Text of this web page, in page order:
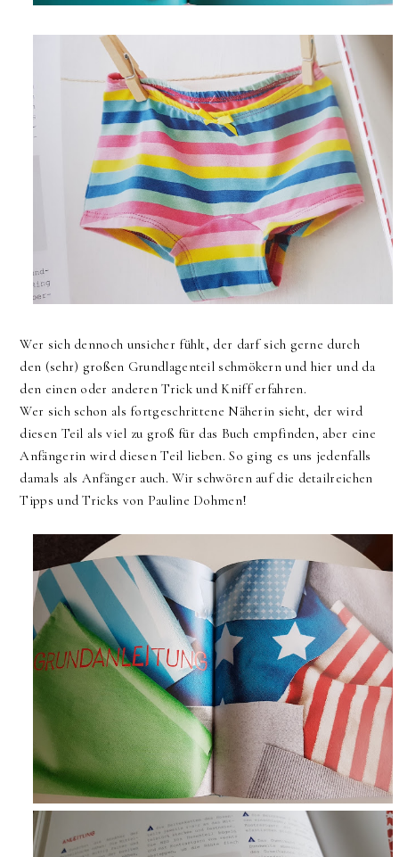
Wer sich dennoch unsicher fühlt, der darf sich gerne durch
den (sehr) großen Grundlagenteil schmökern und hier und da
den einen oder anderen Trick und Kniff erfahren.
Wer sich schon als fortgeschrittene Näherin sieht, der wird
diesen Teil als viel zu groß für das Buch empfinden, aber eine
Anfängerin wird diesen Teil lieben. So ging es uns jedenfalls
damals als Anfänger auch. Wir schwören auf die detailreichen
Tipps und Tricks von Pauline Dohmen!